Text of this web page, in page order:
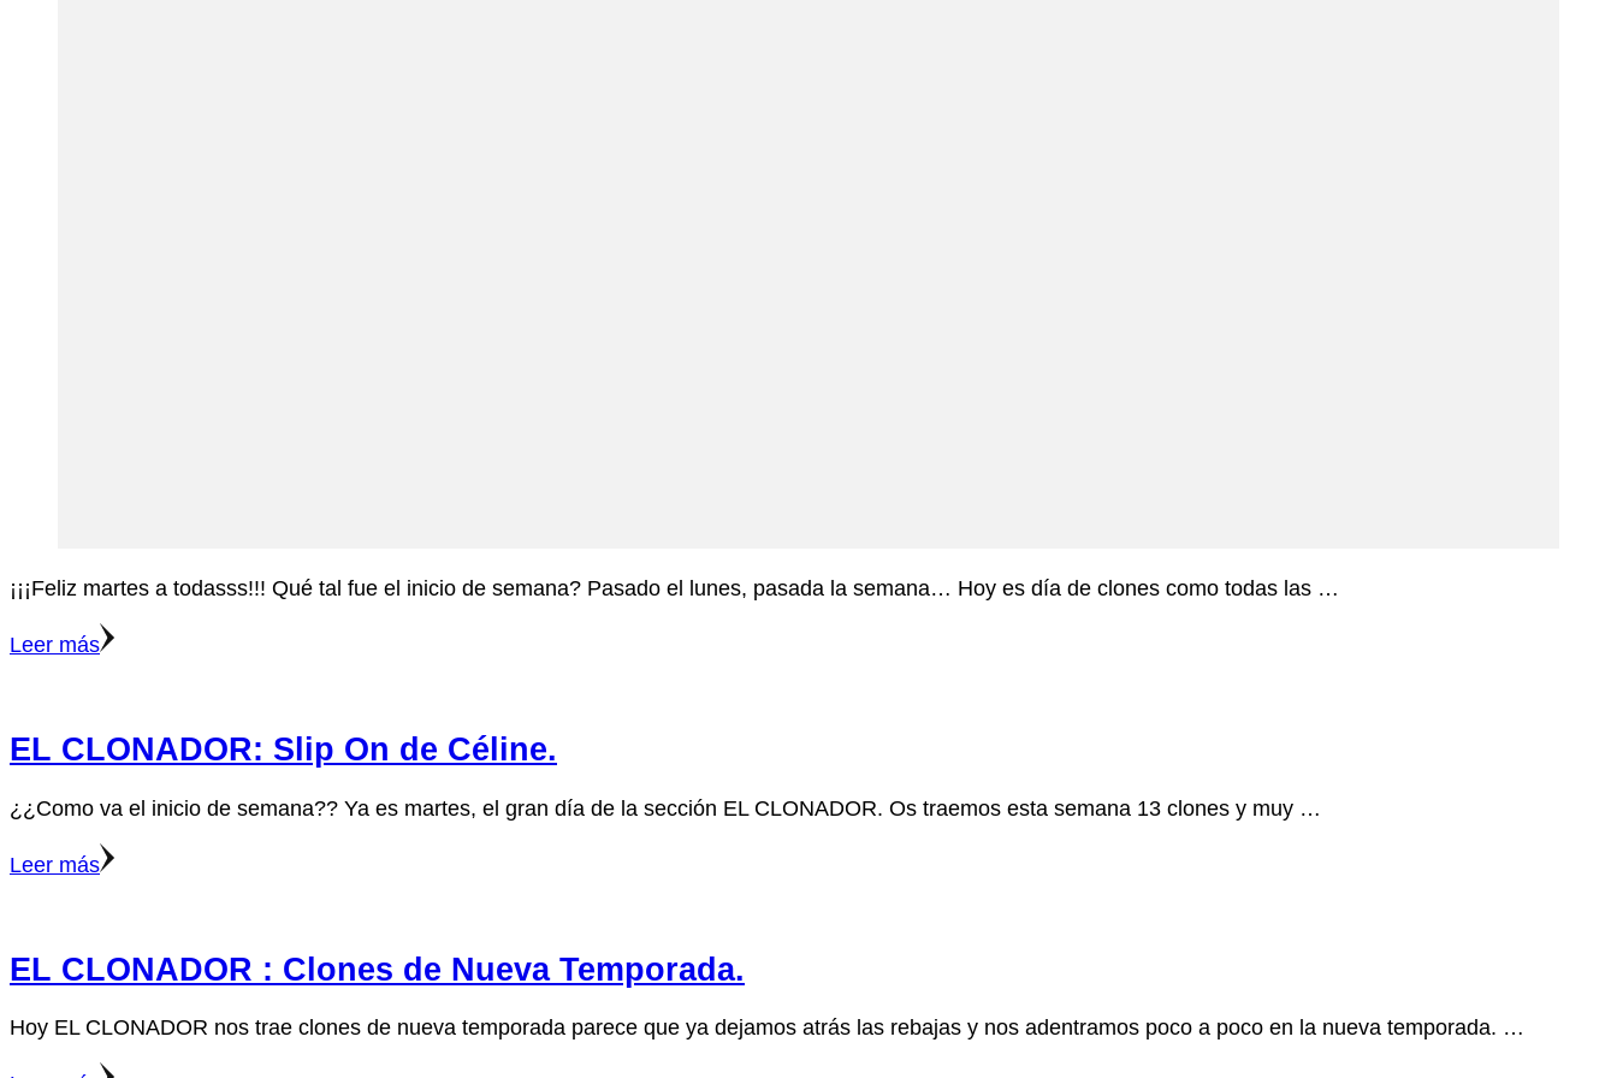
¡¡¡Feliz martes a todasss!!! Qué tal fue el inicio de semana? Pasado el lunes, pasada la semana… Hoy es día de clones como todas las …
Leer más
EL CLONADOR: Slip On de Céline.
¿¿Como va el inicio de semana?? Ya es martes, el gran día de la sección EL CLONADOR. Os traemos esta semana 13 clones y muy …
Leer más
EL CLONADOR : Clones de Nueva Temporada.
Hoy EL CLONADOR nos trae clones de nueva temporada parece que ya dejamos atrás las rebajas y nos adentramos poco a poco en la nueva temporada. …